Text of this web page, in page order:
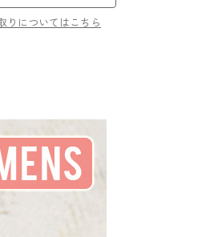
りについてはこちら